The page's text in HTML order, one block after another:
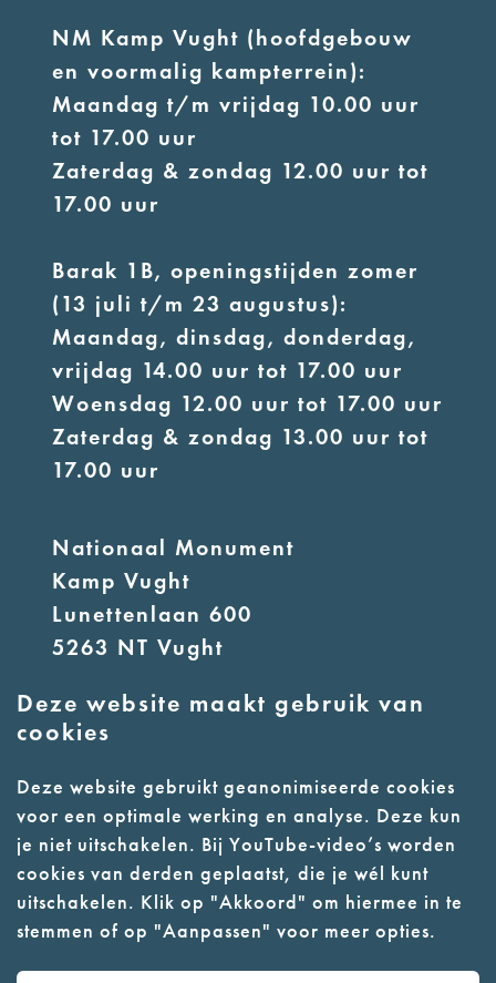
Deze website maakt gebruik van
cookies
Deze website gebruikt geanonimiseerde cookies
voor een optimale werking en analyse. Deze kun
je niet uitschakelen. Bij YouTube-video’s worden
cookies van derden geplaatst, die je wél kunt
uitschakelen. Klik op "Akkoord" om hiermee in te
stemmen of op "Aanpassen" voor meer opties.
NM Kamp Vught (hoofdgebouw
en voormalig kampterrein):
Maandag t/m vrijdag 10.00 uur
tot 17.00 uur
Zaterdag & zondag 12.00 uur tot
17.00 uur
Barak 1B, openingstijden zomer
(13 juli t/m 23 augustus):
Maandag, dinsdag, donderdag,
vrijdag 14.00 uur tot 17.00 uur
Woensdag 12.00 uur tot 17.00 uur
Zaterdag & zondag 13.00 uur tot
17.00 uur
Nationaal Monument
Kamp Vught
Lunettenlaan 600
5263 NT Vught
E:info@nmkampvught.nl
- Parkeer in de vakken of in de
parkeergarage (begane grond)
- Alleen geleidehonden
toegestaan